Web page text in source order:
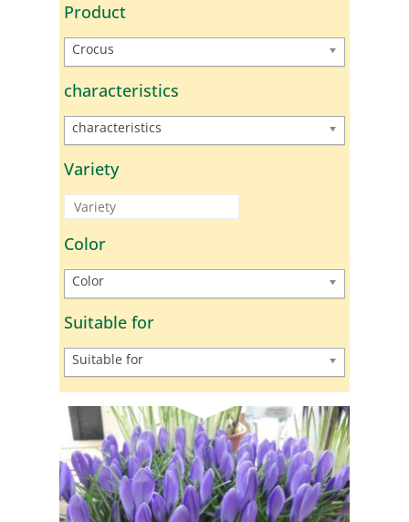
Product
Crocus
characteristics
characteristics
Variety
Color
Color
Suitable for
Suitable for
Reset